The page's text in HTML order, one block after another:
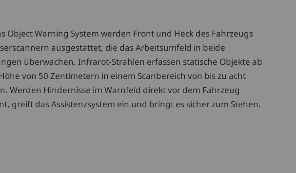
Object Warning System werden Front und Heck des Fahrzeugs
ausgestattet, die das Arbeitsumfeld in beide
überwachen. Infrarot-Strahlen erfassen statische Objekte ab
von 50 Zentimetern in einem Scanbereich von bis zu acht
Werden Hindernisse im Warnfeld direkt vor dem Fahrzeug
greift das Assistenzsystem ein und bringt es sicher zum Stehen.